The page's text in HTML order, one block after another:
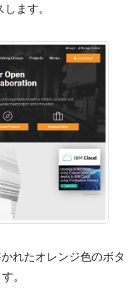
ます。
れたオレンジ色のボタ
。